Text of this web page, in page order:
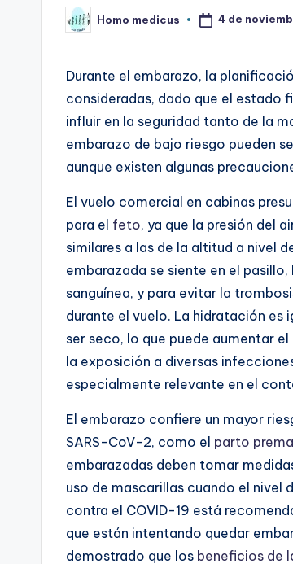
Publicado
por
Homo medicus 4 de
Durante el embarazo, la
consideradas, dado que el estado
influir en la seguridad tanto de la
embarazo de bajo riesgo pueden
aunque existen algunas
El vuelo comercial en cabinas
para el feto, ya que la presión del
similares a las de la altitud a nivel
embarazada se siente en el
sanguínea, y para evitar la
durante el vuelo. La hidratación es
ser seco, lo que puede aumentar
la exposición a diversas
especialmente relevante en el
El embarazo confiere un mayor
SARS-CoV-2, como el parto
embarazadas deben tomar
uso de mascarillas cuando el nivel
contra el COVID-19 está
que están intentando quedar
demostrado que los beneficios de